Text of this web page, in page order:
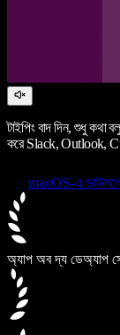
টাইপিং বাদ দিন, শুধু কথা
করে Slack, Outlook,
macOS-এ
অ্যাপ অব দ্য ডেঅ্যাপ